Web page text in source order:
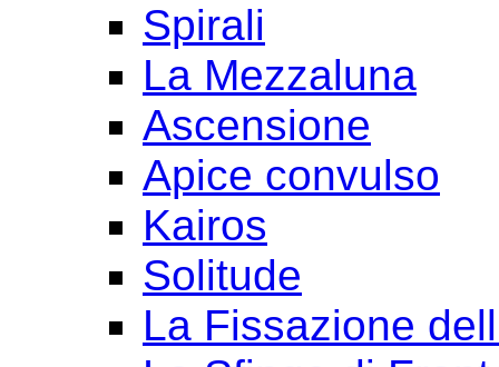
Spirali
La Mezzaluna
Ascensione
Apice convulso
Kairos
Solitude
La Fissazione